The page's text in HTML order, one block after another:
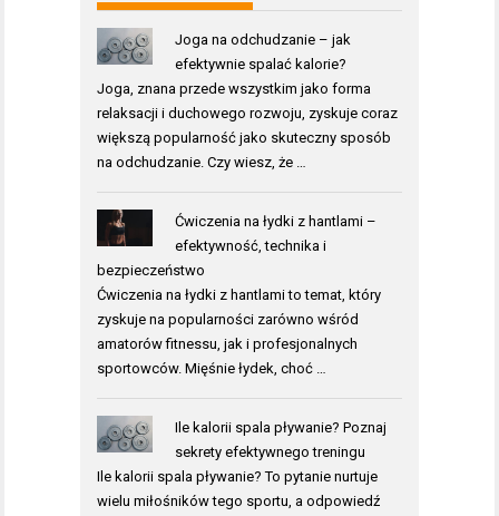
Joga na odchudzanie – jak
efektywnie spalać kalorie?
Joga, znana przede wszystkim jako forma
relaksacji i duchowego rozwoju, zyskuje coraz
większą popularność jako skuteczny sposób
na odchudzanie. Czy wiesz, że …
Ćwiczenia na łydki z hantlami –
efektywność, technika i
bezpieczeństwo
Ćwiczenia na łydki z hantlami to temat, który
zyskuje na popularności zarówno wśród
amatorów fitnessu, jak i profesjonalnych
sportowców. Mięśnie łydek, choć …
Ile kalorii spala pływanie? Poznaj
sekrety efektywnego treningu
Ile kalorii spala pływanie? To pytanie nurtuje
wielu miłośników tego sportu, a odpowiedź